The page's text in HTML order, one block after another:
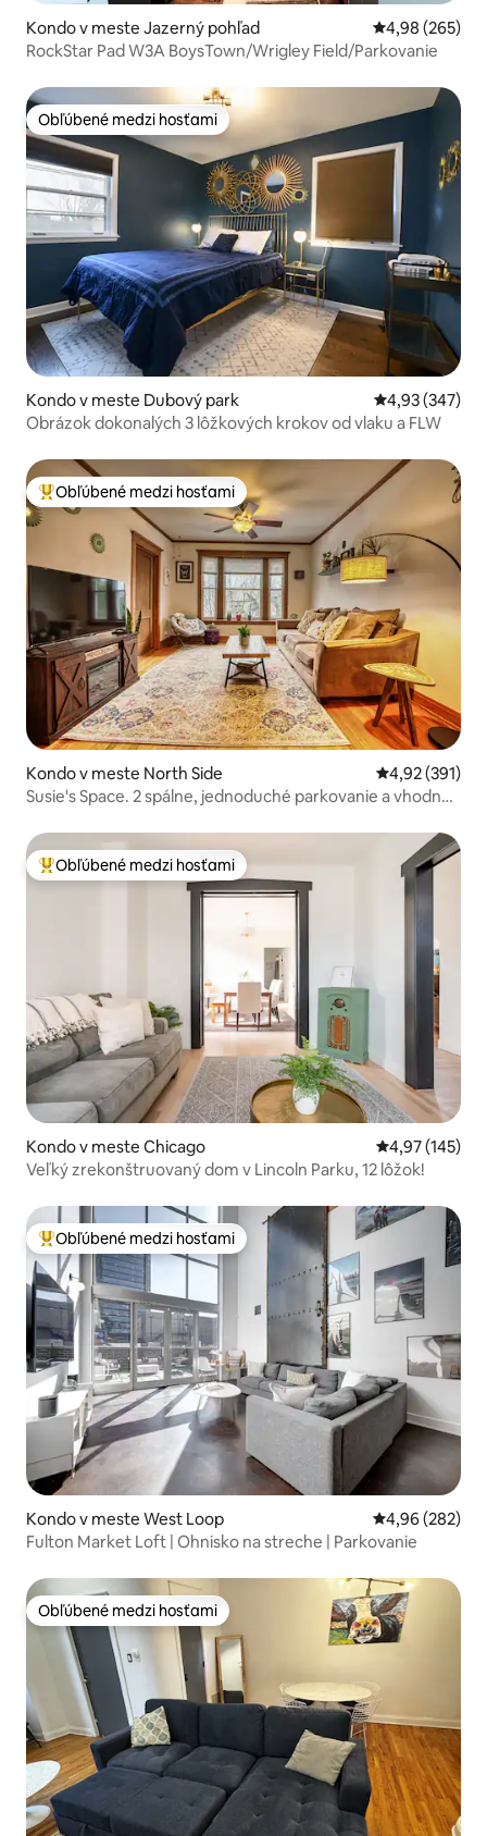
Kondo v meste Jazerný pohľad Priemerné
4,98 (265)
RockStar Pad W3A BoysTown/Wrigley Field/Parkovanie
Obľúbené medzi hosťami
Obľúbené medzi hosťami
Kondo v meste Dubový park Priemerné
4,93 (347)
Obrázok dokonalých 3 lôžkových krokov od vlaku a FLW
Najobľúbenejšie medzi hosťami
Obľúbené medzi hosťami
Kondo v meste North Side Priemerné
4,92 (391)
Susie's Space. 2 spálne, jednoduché parkovanie a vhodné
Najobľúbenejšie medzi hosťami
Obľúbené medzi hosťami
Kondo v meste Chicago Priemerné
4,97 (145)
Veľký zrekonštruovaný dom v Lincoln Parku, 12 lôžok!
Najobľúbenejšie medzi hosťami
Obľúbené medzi hosťami
Kondo v meste West Loop Priemerné
4,96 (282)
Fulton Market Loft | Ohnisko na streche | Parkovanie
Obľúbené medzi hosťami
Obľúbené medzi hosťami